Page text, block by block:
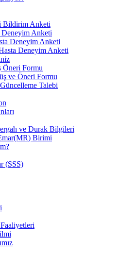
Bildirim Anketi
Deneyim Anketi
Deneyim Anketi
Deneyim Anketi
Öneri Formu
ve Öneri Formu
Talebi
ve Durak Bilgileri
Birimi
(SSS)